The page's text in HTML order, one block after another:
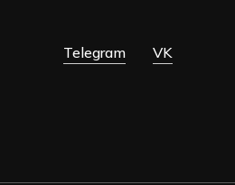
Telegram VK